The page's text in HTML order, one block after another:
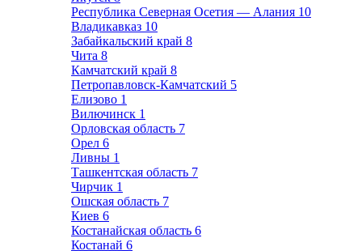
Республика Северная Осетия — Алания 10
Владикавказ 10
Забайкальский край 8
Чита 8
Камчатский край 8
Петропавловск-Камчатский 5
Елизово 1
Вилючинск 1
Орловская область 7
Орел 6
Ливны 1
Ташкентская область 7
Чирчик 1
Ошская область 7
Киев 6
Костанайская область 6
Костанай 6